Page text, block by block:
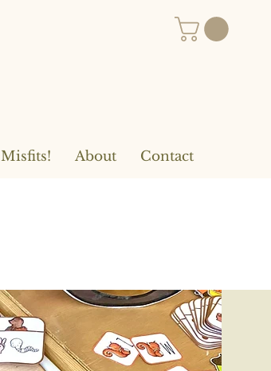
Misfits! About Contact